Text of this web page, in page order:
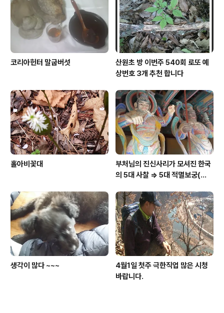
코리아헌터 말굽버섯
산원초 방 이번주 540회 로또 예
상번호 3개 추천 합니다
홀아비꽃대
부처님의 진신사리가 모셔진 한국
의 5대 사찰 => 5대 적멸보궁(寂
생각이 많다 ~~~
4월1일 첫주 극한직업 많은 시청
바랍니다.